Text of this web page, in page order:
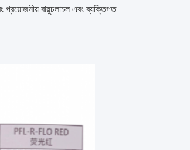
প্রয়োজনীয় বায়ুচলাচল এবং ব্যক্তিগত